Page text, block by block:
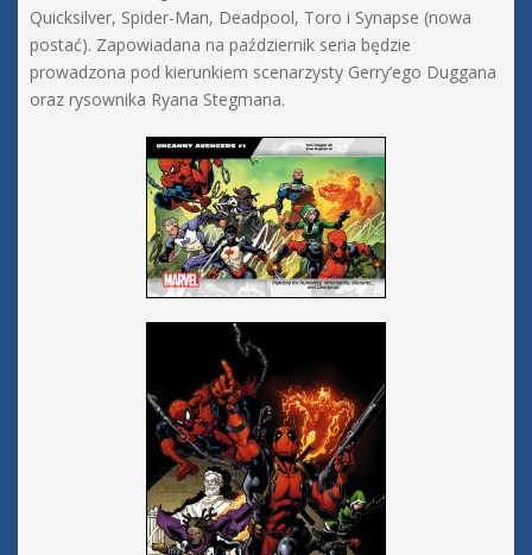
Quicksilver, Spider-Man, Deadpool, Toro i Synapse (nowa
postać). Zapowiadana na październik seria będzie
prowadzona pod kierunkiem scenarzysty Gerry’ego Duggana
oraz rysownika Ryana Stegmana.